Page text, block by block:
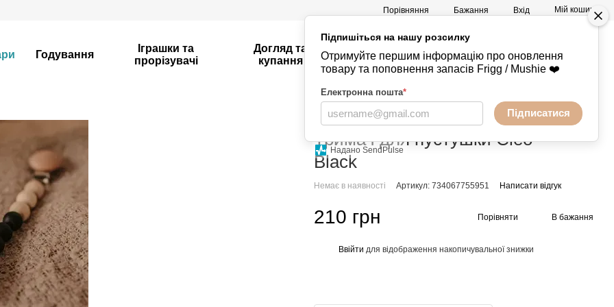
Підпишіться на нашу розсилку
Отримуйте першим інформацію про оновлення
товару та поповнення запасів Frigg / Mushie ❤️
Електронна пошта*
Підписатися
Надано SendPulse
Порівняння Бажання Вхід Мій кошик
Годування
Іграшки та
прорізувачі
Догляд та
купання
Mushie -
Речі
+380730847238
Головна Аксесуари Тримачі
Тримач для пустушки Cleo -
Black
Немає в наявності Артикул: 734067755951 Написати відгук
210 грн Порівняти В бажання
Ввійти для відображення накопичувальної знижки